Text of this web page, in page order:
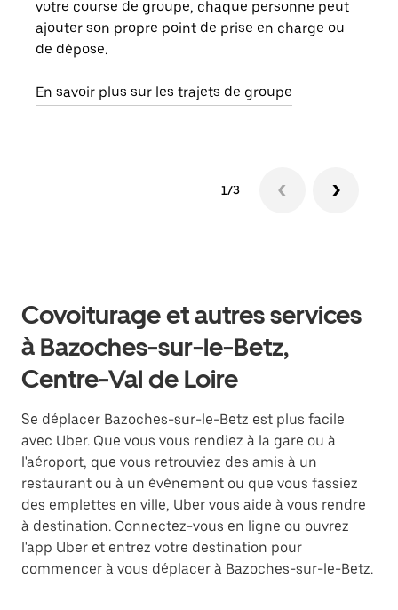
votre course de groupe, chaque personne peut
ajouter son propre point de prise en charge ou
de dépose.
En savoir plus sur les trajets de groupe
1/3
Covoiturage et autres services
à Bazoches-sur-le-Betz,
Centre-Val de Loire
Se déplacer Bazoches-sur-le-Betz est plus facile
avec Uber. Que vous vous rendiez à la gare ou à
l'aéroport, que vous retrouviez des amis à un
restaurant ou à un événement ou que vous fassiez
des emplettes en ville, Uber vous aide à vous rendre
à destination. Connectez-vous en ligne ou ouvrez
l'app Uber et entrez votre destination pour
commencer à vous déplacer à Bazoches-sur-le-Betz.